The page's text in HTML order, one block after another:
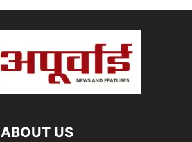
ABOUT US